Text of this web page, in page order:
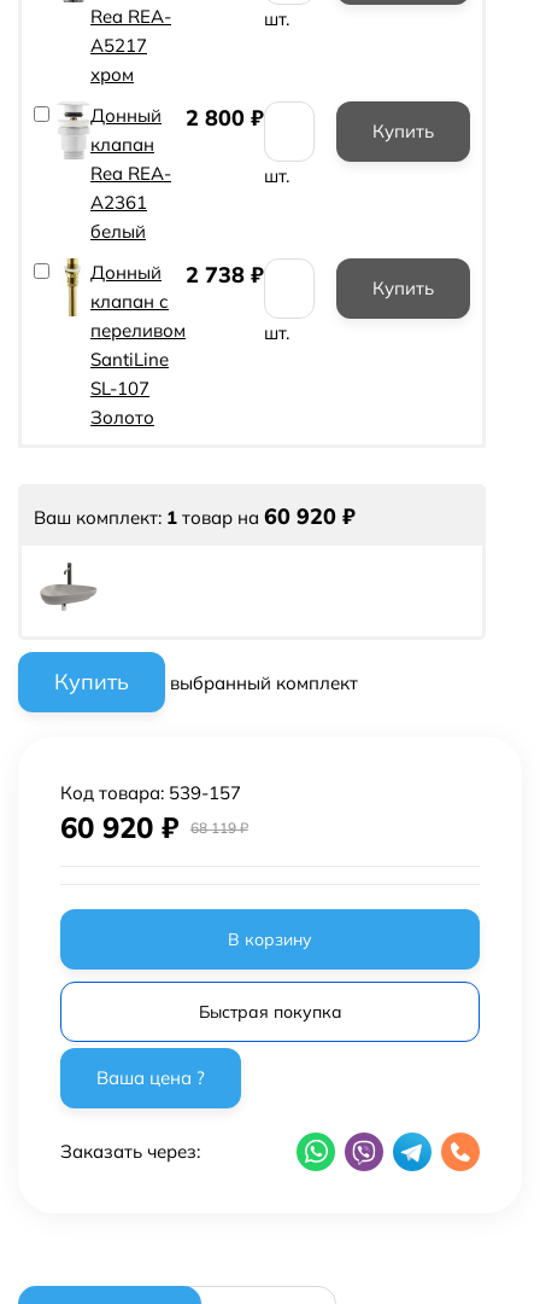
Rea REA-
A5217
хром
шт.
Донный
клапан
Rea REA-
A2361
белый
2 800 ₽
шт.
Донный
клапан с
переливом
SantiLine
SL-107
Золото
2 738 ₽
шт.
Ваш комплект: 1 товар на 60 920 ₽
выбранный комплект
Код товара: 539-157
60 920 ₽ 68 119₽
В корзину
Быстрая покупка
Заказать через: